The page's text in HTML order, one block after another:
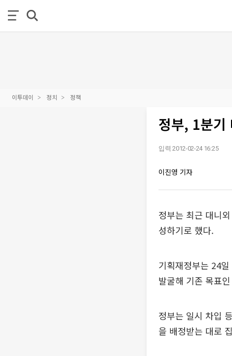
이투데이 정치 정책
정부, 1분기
입력 2012-02-24 16:25
이진영 기자
정부는 최근 대니
성하기로 했다.
기획재정부는 24
발굴해 기존 목표
정부는 일시 차입
을 배정받는 대로